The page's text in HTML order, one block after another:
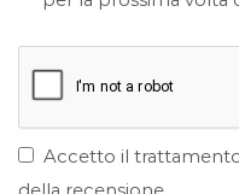
Accetto il